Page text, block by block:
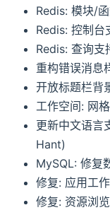
Redis: 模块/
Redis: 控制台
Redis: 查询支
重构错误消息
开放标题栏背
工作空间: 网
更新中文语
Hant)
MySQL: 修复
修复: 应用工
修复: 资源浏